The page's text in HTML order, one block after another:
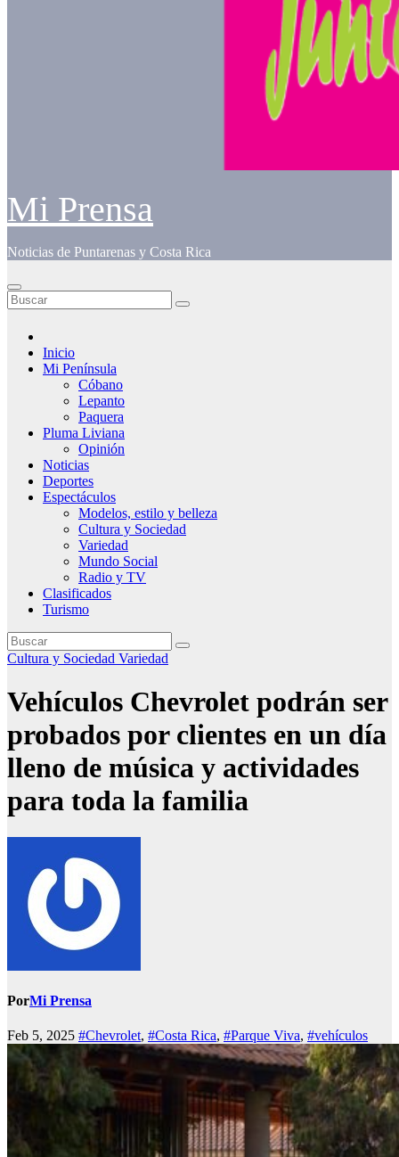
Mi Prensa
Noticias de Puntarenas y Costa Rica
Inicio
Mi Península
Cóbano
Lepanto
Paquera
Pluma Liviana
Opinión
Noticias
Deportes
Espectáculos
Modelos, estilo y belleza
Cultura y Sociedad
Variedad
Mundo Social
Radio y TV
Clasificados
Turismo
Cultura y Sociedad Variedad
Vehículos Chevrolet podrán ser
probados por clientes en un día
lleno de música y actividades
para toda la familia
PorMi Prensa
Feb 5, 2025 #Chevrolet, #Costa Rica, #Parque Viva, #vehículos